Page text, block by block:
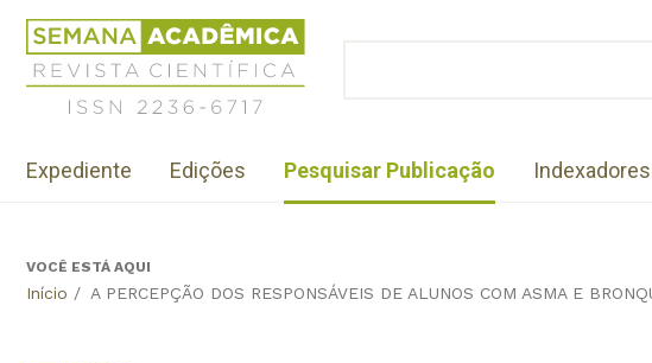
Jump
navigation
Revista
Científica
Semana
Acadêmica
2236-
Menu
institutional
Expediente Edições Pesquisar Publicação Indexadores
BackVOCÊ ESTÁ AQUI
Início / A PERCEPÇÃO DOS RESPONSÁVEIS DE ALUNOS COM ASMA E